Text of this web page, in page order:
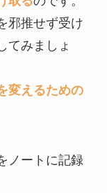
邪推せず受け
てみましょ
変えるための
ノートに記録